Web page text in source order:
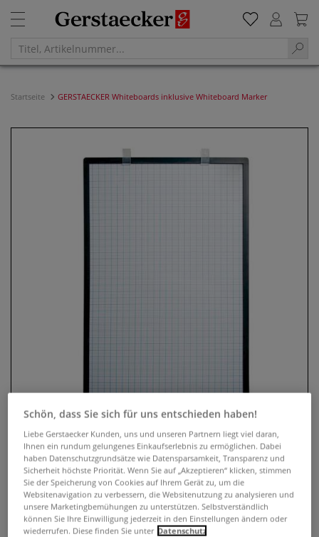
Startseite GERSTAECKER Whiteboards inklusive Whiteboard Marker
GERSTAECKER Whiteboards
inklusive Whiteboard Marker
0 Bewertungen
Schön, dass Sie sich für uns entschieden haben!
Liebe Gerstaecker Kunden, uns und unseren Partnern liegt viel daran,
Ihnen ein rundum gelungenes Einkaufserlebnis zu ermöglichen. Dabei
haben Datenschutzgrundsätze wie Datensparsamkeit, Transparenz und
Sicherheit höchste Priorität. Wenn Sie auf „Akzeptieren“ klicken, stimmen
Sie der Speicherung von Cookies auf Ihrem Gerät zu, um die
Websitenavigation zu verbessern, die Websitenutzung zu analysieren und
unsere Marketingbemühungen zu unterstützen. Selbstverständlich
können Sie Ihre Einwilligung jederzeit in den Einstellungen ändern oder
wiederrufen. Diese finden Sie unter Datenschutz